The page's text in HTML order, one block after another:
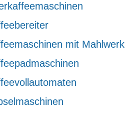
mit Mahlwerk